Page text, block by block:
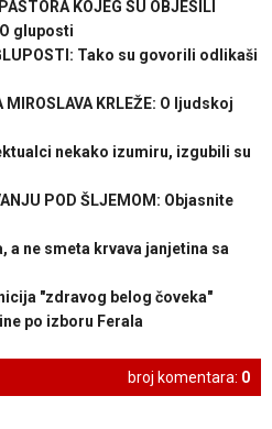
KOJEG SU OBJESILI
gluposti
Tako su govorili odlikaši
KRLEŽE: O ljudskoj
nekako izumiru, izgubili su
POD ŠLJEMOM: Objasnite
a ne smeta krvava janjetina sa
"zdravog belog čoveka"
po izboru Ferala
broj komentara: 0